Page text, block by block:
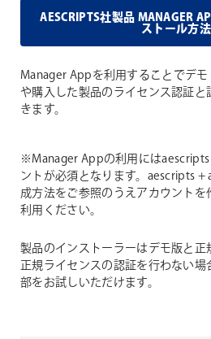
AESCRIPTS社製品 MANAGER
ストール方法
Manager Appを利用することでデ
や購入した製品のライセンス認証
きます。
※Manager Appの利用には
ントが必須となります。aescripts
成方法をご参照のうえアカウント
利用ください。
製品のインストーラーはデモ版と正
正規ライセンスの認証を行わない
部をお試しいただけます。